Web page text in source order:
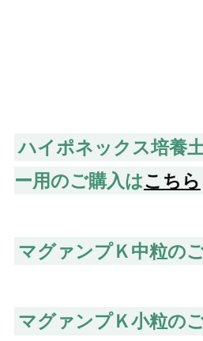
ハイポネックス培養
ー用のご購入はこちら
マグァンプＫ中粒の
マグァンプＫ小粒の